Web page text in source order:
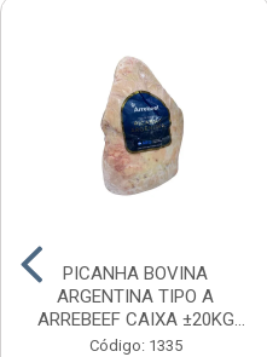
PICANHA BOVINA
ARGENTINA TIPO A
ARREBEEF CAIXA ±20KG
PEÇAS 1...
Código: 1335